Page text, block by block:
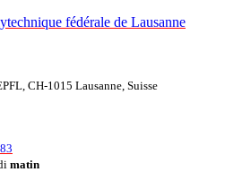
CH-1015 Lausanne, Suisse
matin